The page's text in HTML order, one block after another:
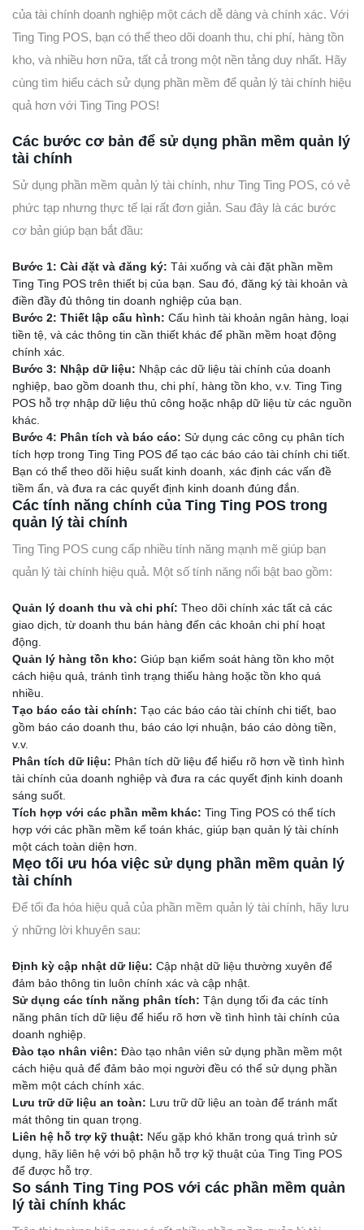
của tài chính doanh nghiệp một cách dễ dàng và chính xác. Với
Ting Ting POS, bạn có thể theo dõi doanh thu, chi phí, hàng tồn
kho, và nhiều hơn nữa, tất cả trong một nền tảng duy nhất. Hãy
cùng tìm hiểu cách sử dụng phần mềm để quản lý tài chính hiệu
quả hơn với Ting Ting POS!
Các bước cơ bản để sử dụng phần mềm quản lý
tài chính
Sử dụng phần mềm quản lý tài chính, như Ting Ting POS, có vẻ
phức tạp nhưng thực tế lại rất đơn giản. Sau đây là các bước
cơ bản giúp bạn bắt đầu:
Bước 1: Cài đặt và đăng ký: Tải xuống và cài đặt phần mềm
Ting Ting POS trên thiết bị của bạn. Sau đó, đăng ký tài khoản và
điền đầy đủ thông tin doanh nghiệp của bạn.
Bước 2: Thiết lập cấu hình: Cấu hình tài khoản ngân hàng, loại
tiền tệ, và các thông tin cần thiết khác để phần mềm hoạt động
chính xác.
Bước 3: Nhập dữ liệu: Nhập các dữ liệu tài chính của doanh
nghiệp, bao gồm doanh thu, chi phí, hàng tồn kho, v.v. Ting Ting
POS hỗ trợ nhập dữ liệu thủ công hoặc nhập dữ liệu từ các nguồn
khác.
Bước 4: Phân tích và báo cáo: Sử dụng các công cụ phân tích
tích hợp trong Ting Ting POS để tạo các báo cáo tài chính chi tiết.
Bạn có thể theo dõi hiệu suất kinh doanh, xác định các vấn đề
tiềm ẩn, và đưa ra các quyết định kinh doanh đúng đắn.
Các tính năng chính của Ting Ting POS trong
quản lý tài chính
Ting Ting POS cung cấp nhiều tính năng mạnh mẽ giúp bạn
quản lý tài chính hiệu quả. Một số tính năng nổi bật bao gồm:
Quản lý doanh thu và chi phí: Theo dõi chính xác tất cả các
giao dịch, từ doanh thu bán hàng đến các khoản chi phí hoạt
động.
Quản lý hàng tồn kho: Giúp bạn kiểm soát hàng tồn kho một
cách hiệu quả, tránh tình trạng thiếu hàng hoặc tồn kho quá
nhiều.
Tạo báo cáo tài chính: Tạo các báo cáo tài chính chi tiết, bao
gồm báo cáo doanh thu, báo cáo lợi nhuận, báo cáo dòng tiền,
v.v.
Phân tích dữ liệu: Phân tích dữ liệu để hiểu rõ hơn về tình hình
tài chính của doanh nghiệp và đưa ra các quyết định kinh doanh
sáng suốt.
Tích hợp với các phần mềm khác: Ting Ting POS có thể tích
hợp với các phần mềm kế toán khác, giúp bạn quản lý tài chính
một cách toàn diện hơn.
Mẹo tối ưu hóa việc sử dụng phần mềm quản lý
tài chính
Để tối đa hóa hiệu quả của phần mềm quản lý tài chính, hãy lưu
ý những lời khuyên sau:
Định kỳ cập nhật dữ liệu: Cập nhật dữ liệu thường xuyên để
đảm bảo thông tin luôn chính xác và cập nhật.
Sử dụng các tính năng phân tích: Tận dụng tối đa các tính
năng phân tích dữ liệu để hiểu rõ hơn về tình hình tài chính của
doanh nghiệp.
Đào tạo nhân viên: Đào tạo nhân viên sử dụng phần mềm một
cách hiệu quả để đảm bảo mọi người đều có thể sử dụng phần
mềm một cách chính xác.
Lưu trữ dữ liệu an toàn: Lưu trữ dữ liệu an toàn để tránh mất
mát thông tin quan trọng.
Liên hệ hỗ trợ kỹ thuật: Nếu gặp khó khăn trong quá trình sử
dụng, hãy liên hệ với bộ phận hỗ trợ kỹ thuật của Ting Ting POS
để được hỗ trợ.
So sánh Ting Ting POS với các phần mềm quản
lý tài chính khác